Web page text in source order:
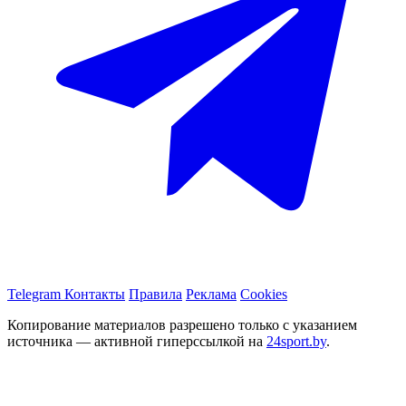
Telegram Контакты Правила Реклама Cookies
Копирование материалов разрешено только с указанием
источника — активной гиперссылкой на 24sport.by.